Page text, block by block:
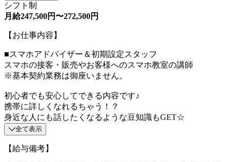
シフト制
月給247,500円〜272,500円
【お仕事内容】
■スマホアドバイザー＆初期設定スタッフ
スマホの接客・販売やお客様へのスマホ教室の講師
※基本契約業務は御座いません。
初心者でも安心してできる内容です♪
携帯に詳しくなれるちゃう！？
身近な人にも話したくなるような豆知識もGET☆
全て表示
【給与備考】